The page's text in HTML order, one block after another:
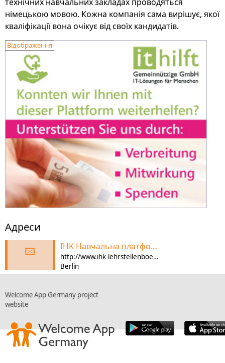
німецькою мовою. Кожна компанія сама вирішує, якої
кваліфікації вона очікує від своїх кандидатів.
Відображення
Адреси
🖾 IHK Навчальна платформа
http://www.ihk-lehrstellenboerse.de/
Berlin
Welcome App Germany project
website